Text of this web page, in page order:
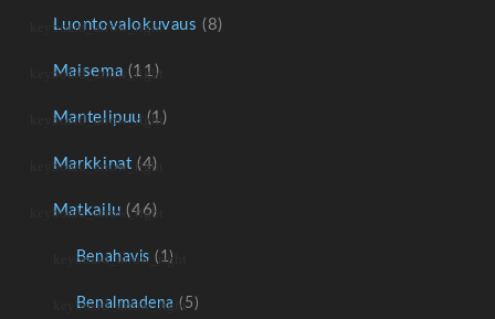
Luontovalokuvaus (8)
Maisema (11)
Mantelipuu (1)
Markkinat (4)
Matkailu (46)
Benahavis (1)
Benalmadena (5)